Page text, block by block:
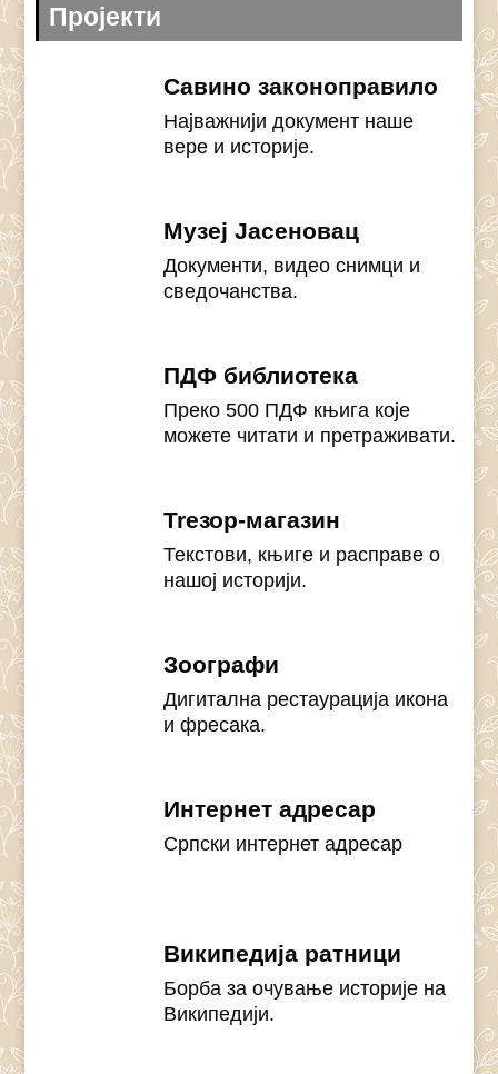
Пројекти
Савино законоправило
Најважнији документ наше
вере и историје.
Музеј Јасеновац
Документи, видео снимци и
сведочанства.
ПДФ библиотека
Преко 500 ПДФ књига које
можете читати и претраживати.
Treзор-магазин
Текстови, књиге и расправе о
нашој историји.
Зоографи
Дигитална рестаурација икона
и фресака.
Интернет адресар
Српски интернет адресар
Википедија ратници
Борба за очување историје на
Википедији.